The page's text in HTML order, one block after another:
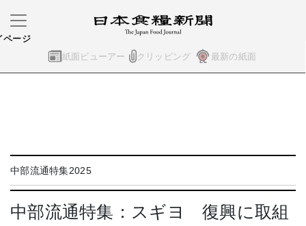
紙面ビューアー クリッピング 最新の紙面
ページ
中部流通特集2025
中部流通特集：スギヨ 復興に取組